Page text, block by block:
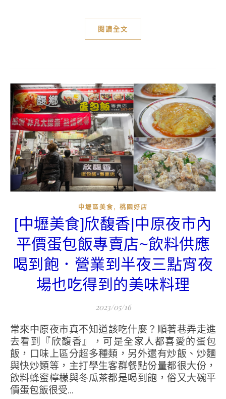
閱讀全文
中壢區美食 , 桃園好店
[中壢美食]欣馥香|中原夜市內
平價蛋包飯專賣店~飲料供應
喝到飽．營業到半夜三點宵夜
場也吃得到的美味料理
2023/05/16
常來中原夜市真不知道該吃什麼？順著巷弄走進
去看到『欣馥香』，可是全家人都喜愛的蛋包
飯，口味上區分超多種類，另外還有炒飯、炒麵
與快炒類等，主打學生客群餐點份量都很大份，
飲料蜂蜜檸檬與冬瓜茶都是喝到飽，俗又大碗平
價蛋包飯很受...